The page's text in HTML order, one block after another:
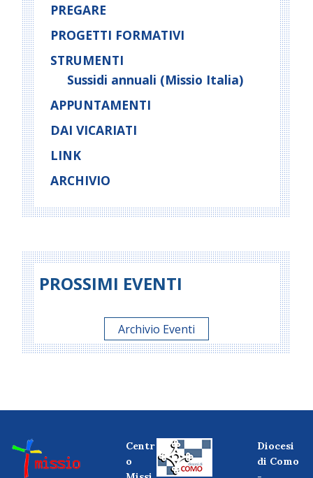
PREGARE
PROGETTI FORMATIVI
STRUMENTI
Sussidi annuali (Missio Italia)
APPUNTAMENTI
DAI VICARIATI
LINK
ARCHIVIO
PROSSIMI EVENTI
Archivio Eventi
Centr
o
Diocesi
di Como